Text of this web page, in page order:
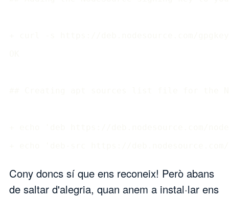
Cony doncs sí que ens reconeix! Però abans
de saltar d'alegria, quan anem a instal·lar ens